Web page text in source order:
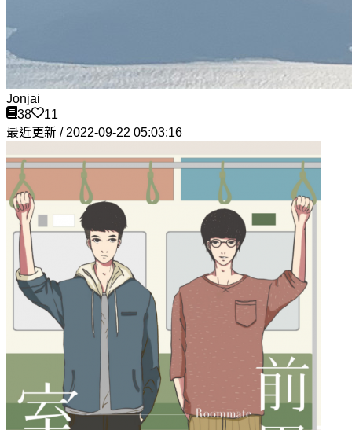
Jonjai
38
11
最近更新 / 2022-09-22 05:03:16